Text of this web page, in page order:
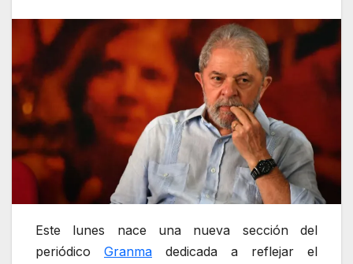
Este lunes nace una nueva sección del
periódico Granma dedicada a reflejar el